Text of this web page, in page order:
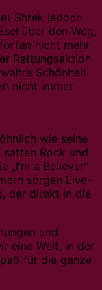
Shrek jedoch
über den Weg,
nicht mehr
Rettungsaktion
Schönheit
nicht immer
wie seine
Rock und
a Believer“
sorgen Live-
der direkt in die
und
eine Welt, in der
für die ganze